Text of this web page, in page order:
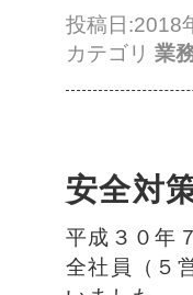
投稿日:2018
カテゴリ 業
安全対
平成３０年
全社員（５